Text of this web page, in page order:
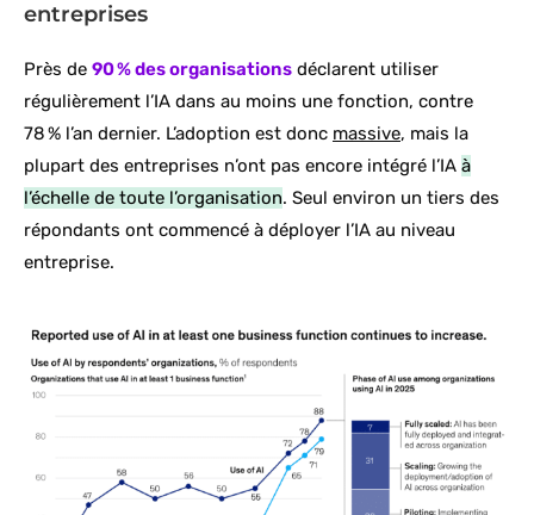
entreprises
Près de 90 % des organisations déclarent utiliser
régulièrement l’IA dans au moins une fonction, contre
78 % l’an dernier. L’adoption est donc massive, mais la
plupart des entreprises n’ont pas encore intégré l’IA à
l’échelle de toute l’organisation. Seul environ un tiers des
répondants ont commencé à déployer l’IA au niveau
entreprise.